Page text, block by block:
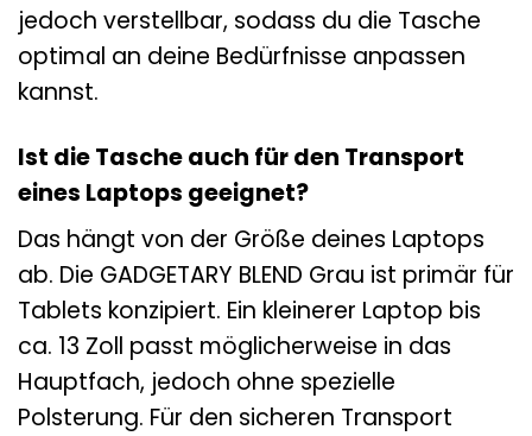
jedoch verstellbar, sodass du die Tasche
optimal an deine Bedürfnisse anpassen
kannst.
Ist die Tasche auch für den Transport
eines Laptops geeignet?
Das hängt von der Größe deines Laptops
ab. Die GADGETARY BLEND Grau ist primär für
Tablets konzipiert. Ein kleinerer Laptop bis
ca. 13 Zoll passt möglicherweise in das
Hauptfach, jedoch ohne spezielle
Polsterung. Für den sicheren Transport